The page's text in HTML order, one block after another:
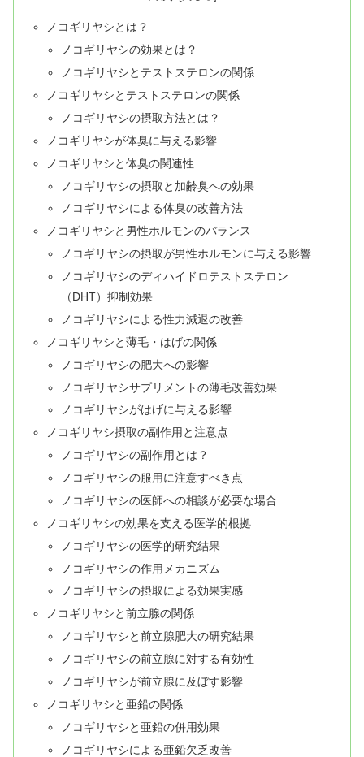
ノコギリヤシとは？
ノコギリヤシの効果とは？
ノコギリヤシとテストステロンの関係
ノコギリヤシとテストステロンの関係
ノコギリヤシの摂取方法とは？
ノコギリヤシが体臭に与える影響
ノコギリヤシと体臭の関連性
ノコギリヤシの摂取と加齢臭への効果
ノコギリヤシによる体臭の改善方法
ノコギリヤシと男性ホルモンのバランス
ノコギリヤシの摂取が男性ホルモンに与える影響
ノコギリヤシのディハイドロテストステロン
（DHT）抑制効果
ノコギリヤシによる性力減退の改善
ノコギリヤシと薄毛・はげの関係
ノコギリヤシの肥大への影響
ノコギリヤシサプリメントの薄毛改善効果
ノコギリヤシがはげに与える影響
ノコギリヤシ摂取の副作用と注意点
ノコギリヤシの副作用とは？
ノコギリヤシの服用に注意すべき点
ノコギリヤシの医師への相談が必要な場合
ノコギリヤシの効果を支える医学的根拠
ノコギリヤシの医学的研究結果
ノコギリヤシの作用メカニズム
ノコギリヤシの摂取による効果実感
ノコギリヤシと前立腺の関係
ノコギリヤシと前立腺肥大の研究結果
ノコギリヤシの前立腺に対する有効性
ノコギリヤシが前立腺に及ぼす影響
ノコギリヤシと亜鉛の関係
ノコギリヤシと亜鉛の併用効果
ノコギリヤシによる亜鉛欠乏改善